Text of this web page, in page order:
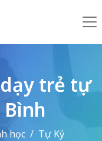
trẻ tự
học
Tự Kỷ